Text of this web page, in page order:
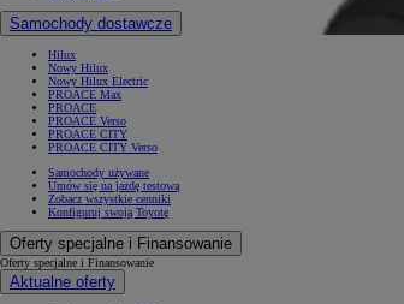
Samochody dostawcze
Hilux
Nowy Hilux
Nowy Hilux Electric
PROACE Max
PROACE
PROACE Verso
PROACE CITY
PROACE CITY Verso
Samochody używane
Umów się na jazdę testową
Zobacz wszystkie cenniki
Konfiguruj swoją Toyotę
Oferty specjalne i Finansowanie
Oferty specjalne i Finansowanie
Aktualne oferty